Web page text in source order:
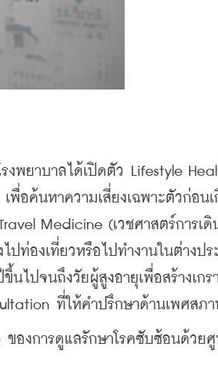
งพยาบาลได้เปิดตัว Lifestyle
พื่อค้นหาความเสี่ยงเฉพาะตัวก่อนเ
Medicine (เวชศาสตร์การเดิ
ท่องเที่ยวหรือไปทำงานในต่างปร
ไปจนถึงวัยผู้สูงอายุเพื่อสร้างเกร
ที่ให้คำปรึกษาด้านเพศสภ
องการดูแลรักษาโรคซับซ้อนด้วยศู